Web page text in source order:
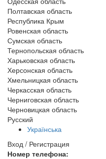
Полтавская область
Республика Крым
Ровенская область
Сумская область
Тернопольская область
Харьковская область
Херсонская область
Хмельницкая область
Черкасская область
Черниговская область
Черновицкая область
Русский
Українська
Вход / Регистрация
Номер телефона: